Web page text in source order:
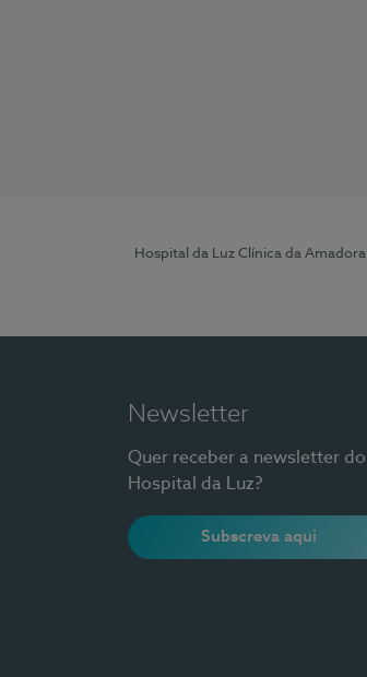
Hospital da Luz Clínica da Amadora
Newsletter
Quer receber a newsletter do
Hospital da Luz?
Subscreva aqui